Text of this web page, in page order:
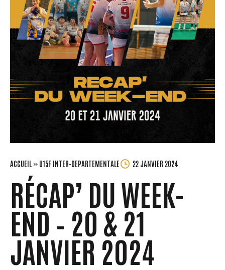
ACCUEIL » U15F INTER-DEPARTEMENTALE 22 JANVIER 2024
RÉCAP’ DU WEEK-
END – 20 & 21
JANVIER 2024